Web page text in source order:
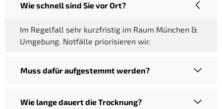
Wie schnell sind Sie vor Ort?
Im Regelfall sehr kurzfristig im Raum München &
Umgebung. Notfälle priorisieren wir.
Muss dafür aufgestemmt werden?
Wie lange dauert die Trocknung?